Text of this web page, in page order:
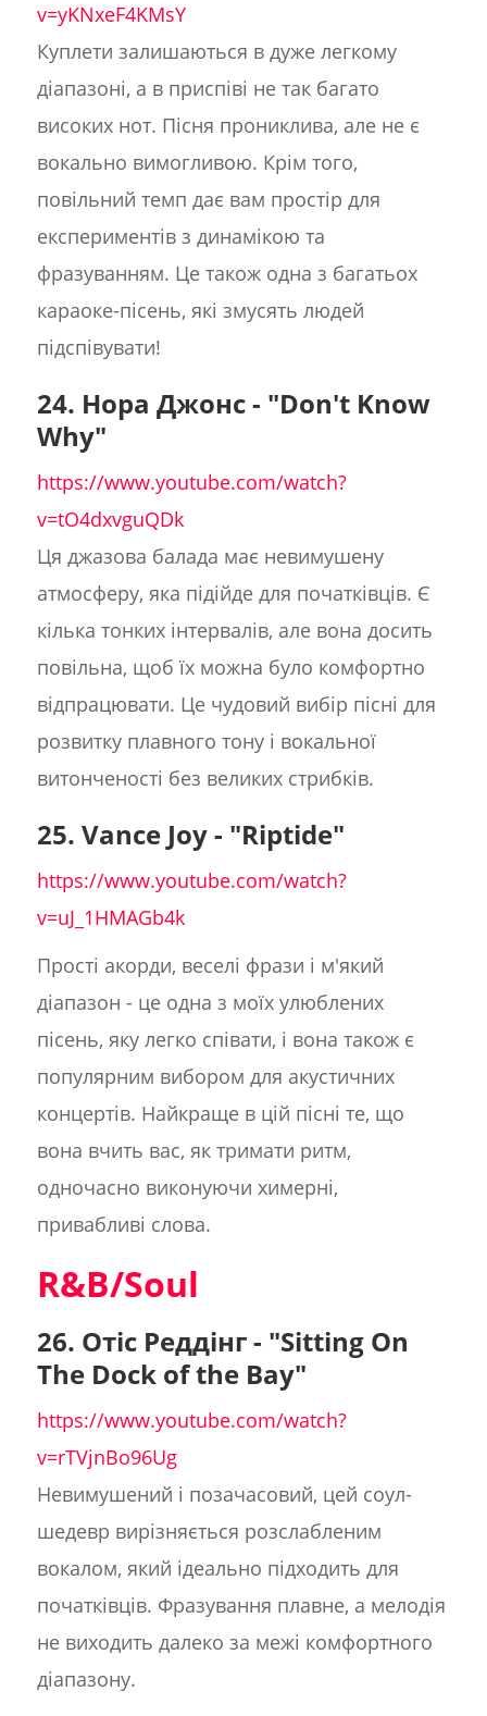
v=yKNxeF4KMsY
Куплети залишаються в дуже легкому
діапазоні, а в приспіві не так багато
високих нот. Пісня прониклива, але не є
вокально вимогливою. Крім того,
повільний темп дає вам простір для
експериментів з динамікою та
фразуванням. Це також одна з багатьох
караоке-пісень, які змусять людей
підспівувати!
24. Нора Джонс - "Don't Know
Why"
https://www.youtube.com/watch?
v=tO4dxvguQDk
Ця джазова балада має невимушену
атмосферу, яка підійде для початківців. Є
кілька тонких інтервалів, але вона досить
повільна, щоб їх можна було комфортно
відпрацювати. Це чудовий вибір пісні для
розвитку плавного тону і вокальної
витонченості без великих стрибків.
25. Vance Joy - "Riptide"
https://www.youtube.com/watch?
v=uJ_1HMAGb4k
Прості акорди, веселі фрази і м'який
діапазон - це одна з моїх улюблених
пісень, яку легко співати, і вона також є
популярним вибором для акустичних
концертів. Найкраще в цій пісні те, що
вона вчить вас, як тримати ритм,
одночасно виконуючи химерні,
привабливі слова.
R&B/Soul
26. Отіс Реддінг - "Sitting On
The Dock of the Bay"
https://www.youtube.com/watch?
v=rTVjnBo96Ug
Невимушений і позачасовий, цей соул-
шедевр вирізняється розслабленим
вокалом, який ідеально підходить для
початківців. Фразування плавне, а мелодія
не виходить далеко за межі комфортного
діапазону.